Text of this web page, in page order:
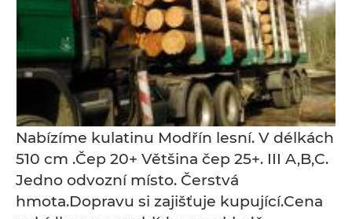
Nabízíme kulatinu Modřín lesní. V délkách
510 cm .Čep 20+ Většina čep 25+. III A,B,C.
Jedno odvozní místo. Čerstvá
hmota.Dopravu si zajišťuje kupující.Cena